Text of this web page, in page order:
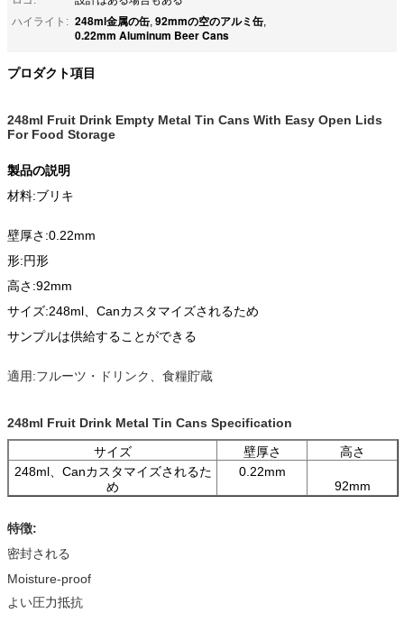
ハイライト: 248ml金属の缶, 92mmの空のアルミ缶,
0.22mm Aluminum Beer Cans
プロダクト項目
248ml Fruit Drink Empty Metal Tin Cans With Easy Open Lids
For Food Storage
製品の説明
材料:ブリキ
壁厚さ:0.22mm
形:円形
高さ:92mm
サイズ:248ml、Canカスタマイズされるため
サンプルは供給することができる
適用:フルーツ・ドリンク、食糧貯蔵
248ml Fruit Drink Metal Tin Cans Specification
サイズ
壁厚さ
高さ
248ml、Canカスタマイズされるた
め
0.22mm
92mm
特徴:
密封される
Moisture-proof
よい圧力抵抗